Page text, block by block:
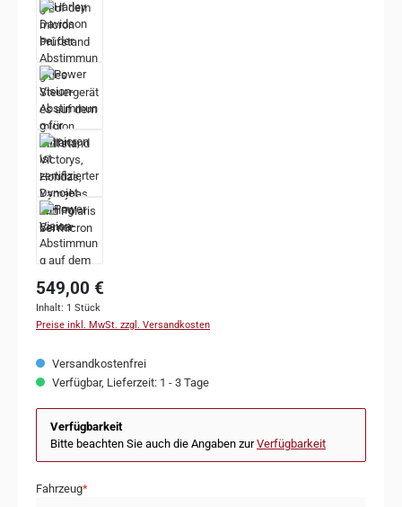
549,00 €
Inhalt: 1 Stück
Preise inkl. MwSt. zzgl. Versandkosten
Versandkostenfrei
Verfügbar, Lieferzeit: 1 - 3 Tage
Verfügbarkeit
Bitte beachten Sie auch die Angaben zurVerfügbarkeit
Fahrzeug*